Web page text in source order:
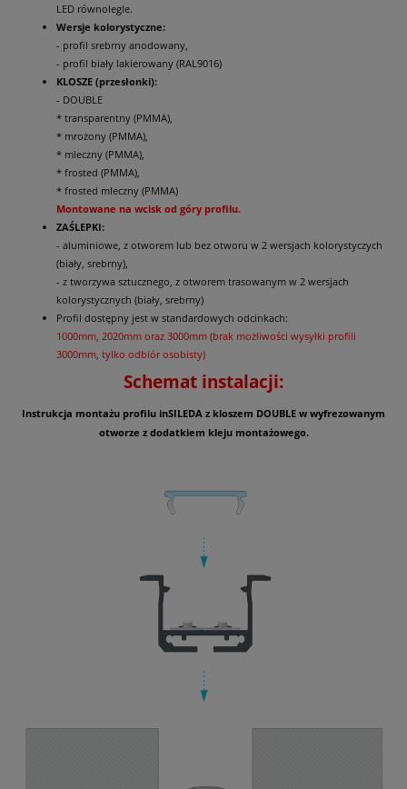
LED równolegle.
Wersje kolorystyczne:
- profil srebrny anodowany,
- profil biały lakierowany (RAL9016)
KLOSZE (przesłonki):
- DOUBLE
* transparentny (PMMA),
* mrożony (PMMA),
* mleczny (PMMA),
* frosted (PMMA),
* frosted mleczny (PMMA)
Montowane na wcisk od góry profilu.
ZAŚLEPKI:
- aluminiowe, z otworem lub bez otworu w 2 wersjach kolorystyczych
(biały, srebrny),
- z tworzywa sztucznego, z otworem trasowanym w 2 wersjach
kolorystycznych (biały, srebrny)
Profil dostępny jest w standardowych odcinkach:
1000mm, 2020mm oraz 3000mm (brak możliwości wysyłki profili
3000mm, tylko odbiór osobisty)
Schemat instalacji:
Instrukcja montażu profilu inSILEDA z kloszem DOUBLE w wyfrezowanym
otworze z dodatkiem kleju montażowego.